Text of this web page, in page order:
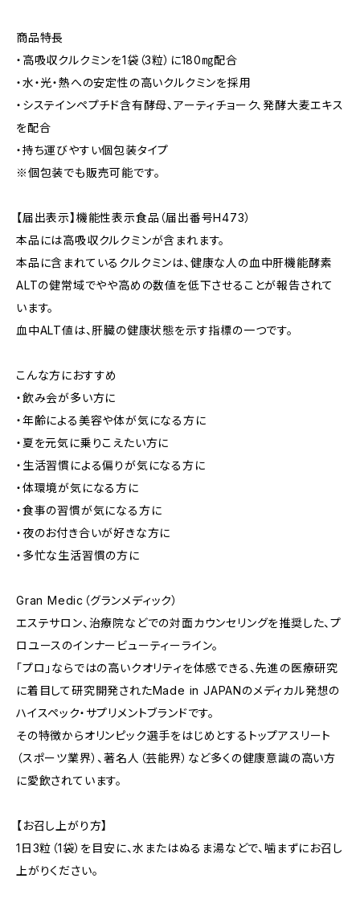
商品特長
・高吸収クルクミンを1袋（3粒）に180㎎配合
・水・光・熱への安定性の高いクルクミンを採用
・システインペプチド含有酵母、アーティチョーク、発酵大麦エキス
を配合
・持ち運びやすい個包装タイプ
※個包装でも販売可能です。
【届出表示】機能性表示食品（届出番号H473）
本品には高吸収クルクミンが含まれます。
本品に含まれているクルクミンは、健康な人の血中肝機能酵素
ALTの健常域でやや高めの数値を低下させることが報告されて
います。
血中ALT値は、肝臓の健康状態を示す指標の一つです。
こんな方におすすめ
・飲み会が多い方に
・年齢による美容や体が気になる方に
・夏を元気に乗りこえたい方に
・生活習慣による偏りが気になる方に
・体環境が気になる方に
・食事の習慣が気になる方に
・夜のお付き合いが好きな方に
・多忙な生活習慣の方に
Gran Medic（グランメディック）
エステサロン、治療院などでの対面カウンセリングを推奨した、プ
ロユースのインナービューティーライン。
「プロ」ならではの高いクオリティを体感できる、先進の医療研究
に着目して研究開発されたMade in JAPANのメディカル発想の
ハイスペック・サプリメントブランドです。
その特徴からオリンピック選手をはじめとするトップアスリート
（スポーツ業界）、著名人（芸能界）など多くの健康意識の高い方
に愛飲されています。
【お召し上がり方】
1日3粒（1袋）を目安に、水またはぬるま湯などで、噛まずにお召し
上がりください。